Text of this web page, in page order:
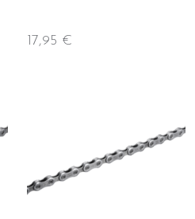
17,95 €